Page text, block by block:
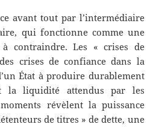
avant tout par l’intermédiaire
qui fonctionne comme une
contraindre. Les « crises de
crises de confiance dans la
État à produire durablement
la liquidité attendus par les
révèlent la puissance
de titres » de dette, une